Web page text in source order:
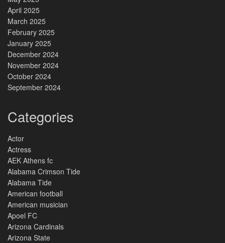
April 2025
March 2025
February 2025
January 2025
December 2024
November 2024
October 2024
September 2024
Categories
Actor
Actress
AEK Athens fc
Alabama Crimson Tide
Alabama Tide
American football
American musician
Apoel FC
Arizona Cardinals
Arizona State